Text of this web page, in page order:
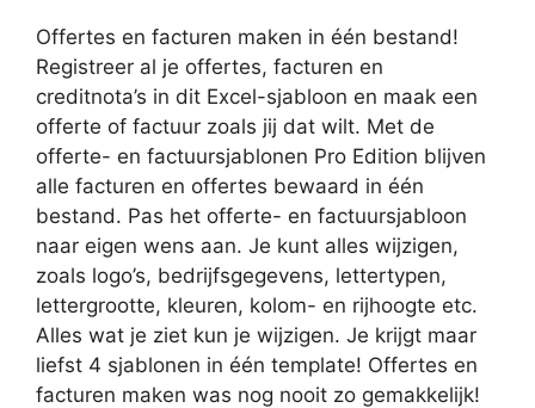
Offertes en facturen maken in één bestand!
Registreer al je offertes, facturen en
creditnota’s in dit Excel-sjabloon en maak een
offerte of factuur zoals jij dat wilt. Met de
offerte- en factuursjablonen Pro Edition blijven
alle facturen en offertes bewaard in één
bestand. Pas het offerte- en factuursjabloon
naar eigen wens aan. Je kunt alles wijzigen,
zoals logo’s, bedrijfsgegevens, lettertypen,
lettergrootte, kleuren, kolom- en rijhoogte etc.
Alles wat je ziet kun je wijzigen. Je krijgt maar
liefst 4 sjablonen in één template! Offertes en
facturen maken was nog nooit zo gemakkelijk!